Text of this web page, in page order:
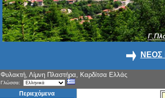
ΝΕΟΣ
Φυλακτή, Λίμνη Πλαστήρα, Καρδίτσα Ελλάς
Γλώσσα:
Περιεχόμενα